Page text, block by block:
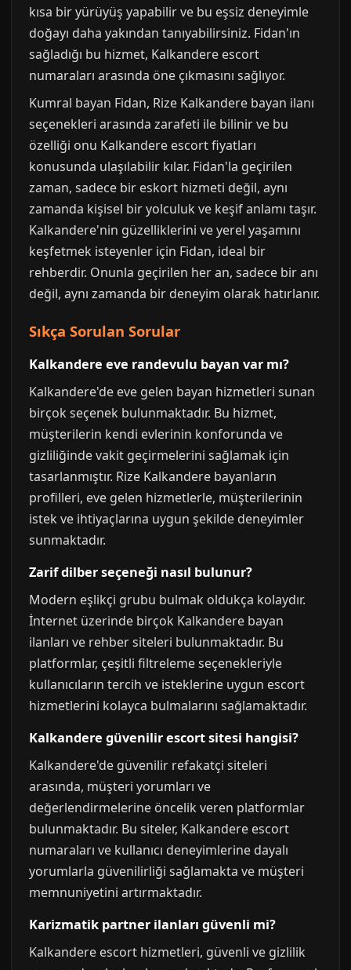
kısa bir yürüyüş yapabilir ve bu eşsiz deneyimle
doğayı daha yakından tanıyabilirsiniz. Fidan'ın
sağladığı bu hizmet, Kalkandere escort
numaraları arasında öne çıkmasını sağlıyor.
Kumral bayan Fidan, Rize Kalkandere bayan ilanı
seçenekleri arasında zarafeti ile bilinir ve bu
özelliği onu Kalkandere escort fiyatları
konusunda ulaşılabilir kılar. Fidan'la geçirilen
zaman, sadece bir eskort hizmeti değil, aynı
zamanda kişisel bir yolculuk ve keşif anlamı taşır.
Kalkandere'nin güzelliklerini ve yerel yaşamını
keşfetmek isteyenler için Fidan, ideal bir
rehberdir. Onunla geçirilen her an, sadece bir anı
değil, aynı zamanda bir deneyim olarak hatırlanır.
Sıkça Sorulan Sorular
Kalkandere eve randevulu bayan var mı?
Kalkandere'de eve gelen bayan hizmetleri sunan
birçok seçenek bulunmaktadır. Bu hizmet,
müşterilerin kendi evlerinin konforunda ve
gizliliğinde vakit geçirmelerini sağlamak için
tasarlanmıştır. Rize Kalkandere bayanların
profilleri, eve gelen hizmetlerle, müşterilerinin
istek ve ihtiyaçlarına uygun şekilde deneyimler
sunmaktadır.
Zarif dilber seçeneği nasıl bulunur?
Modern eşlikçi grubu bulmak oldukça kolaydır.
İnternet üzerinde birçok Kalkandere bayan
ilanları ve rehber siteleri bulunmaktadır. Bu
platformlar, çeşitli filtreleme seçenekleriyle
kullanıcıların tercih ve isteklerine uygun escort
hizmetlerini kolayca bulmalarını sağlamaktadır.
Kalkandere güvenilir escort sitesi hangisi?
Kalkandere'de güvenilir refakatçi siteleri
arasında, müşteri yorumları ve
değerlendirmelerine öncelik veren platformlar
bulunmaktadır. Bu siteler, Kalkandere escort
numaraları ve kullanıcı deneyimlerine dayalı
yorumlarla güvenilirliği sağlamakta ve müşteri
memnuniyetini artırmaktadır.
Karizmatik partner ilanları güvenli mi?
Kalkandere escort hizmetleri, güvenli ve gizlilik